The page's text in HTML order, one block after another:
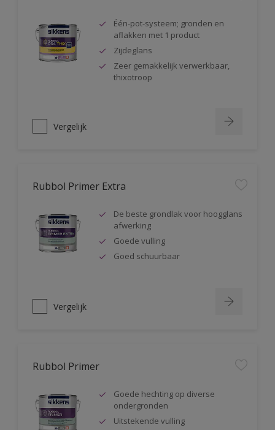
Één-pot-systeem; gronden en
aflakken met 1 product
Zijdeglans
Zeer gemakkelijk verwerkbaar,
thixotroop
Vergelijk
Rubbol Primer Extra
De beste grondlak voor hoogglans
afwerking
Goede vulling
Goed schuurbaar
Vergelijk
Rubbol Primer
Goede hechting op diverse
ondergronden
Uitstekende vulling